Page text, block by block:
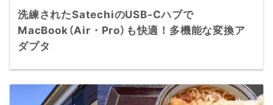
洗練されたSatechiのUSB-Cハブで
MacBook（Air・Pro）も快適！多機能な変換ア
ダプタ